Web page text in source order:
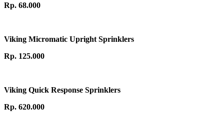
Rp. 68.000
Viking Micromatic Upright Sprinklers
Rp. 125.000
Viking Quick Response Sprinklers
Rp. 620.000